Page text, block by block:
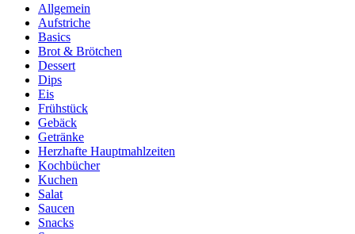
Allgemein
Aufstriche
Basics
Brot & Brötchen
Dessert
Dips
Eis
Frühstück
Gebäck
Getränke
Herzhafte Hauptmahlzeiten
Kochbücher
Kuchen
Salat
Saucen
Snacks